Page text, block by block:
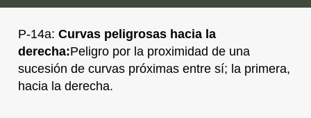
P-14a: Curvas peligrosas hacia la
derecha:Peligro por la proximidad de una
sucesión de curvas próximas entre sí; la primera,
hacia la derecha.